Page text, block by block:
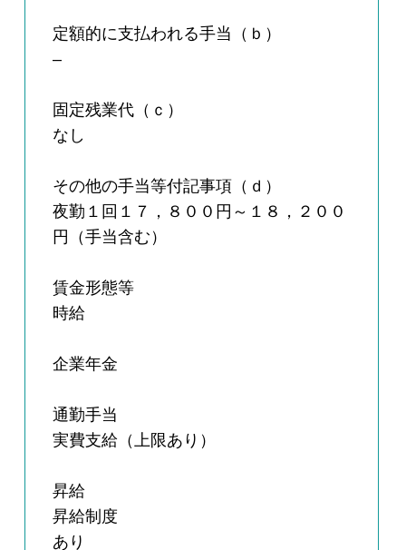
定額的に支払われる手当（ｂ）
–
固定残業代（ｃ）
なし
その他の手当等付記事項（ｄ）
夜勤１回１７，８００円～１８，２００
円（手当含む）
賃金形態等
時給
企業年金
通勤手当
実費支給（上限あり）
昇給
昇給制度
あり